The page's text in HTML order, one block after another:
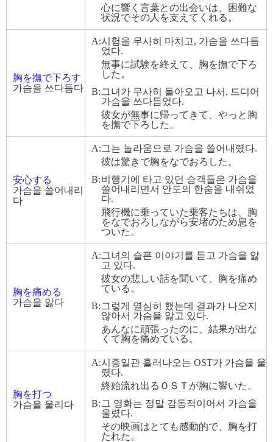
心に響く言葉との出会いは、困難な
状況でその人を支えてくれる。
胸を撫で下ろす
가슴을 쓰다듬다
A:시험을 무사히 마치고, 가슴을 쓰다듬
었다.
無事に試験を終えて、胸を撫で下ろ
した。
B: 그녀가 무사히 돌아오고 나서, 드디어
가슴을 쓰다듬었다.
彼女が無事に帰ってきて、やっと胸
を撫で下ろした。
安心する
가슴을 쓸어내리
다
A:그는 놀라움으로 가슴을 쓸어내렸다.
彼は驚きで胸をなでおろした。
B:비행기에 타고 있던 승객들은 가슴을
쓸어내리면서 안도의 한숨을 내쉬었
다.
飛行機に乗っていた乗客たちは、胸
をなでおろしながら安堵のため息を
ついた。
胸を痛める
가슴을 앓다
A:그녀의 슬픈 이야기를 듣고 가슴을 앓
고 있다.
彼女の悲しい話を聞いて、胸を痛め
ている。
B: 그렇게 열심히 했는데 결과가 나오지
않아서 가슴을 앓고 있다.
あんなに頑張ったのに、結果が出な
くて胸を痛めている。
胸を打つ
가슴을 울리다
A:시종일관 흘러나오는 OST가 가슴을 울
렸다.
終始流れ出るＯＳＴが胸に響いた。
B: 그 영화는 정말 감동적이어서 가슴을
울렸다.
その映画はとても感動的で、胸を打
たれた。